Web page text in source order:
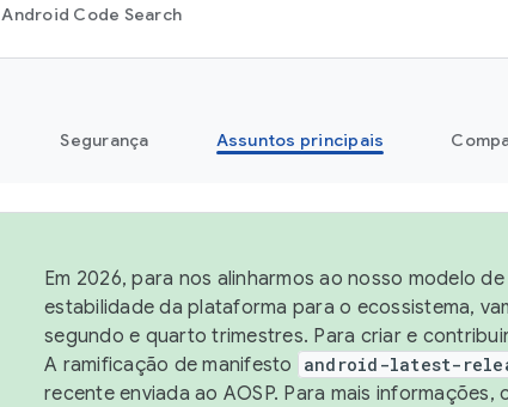
Android Code Search
Segurança Assuntos principais
Em 2026, para nos alinharmos ao nosso modelo
estabilidade da plataforma para o ecossistema,
segundo e quarto trimestres. Para criar e
A ramificação de manifesto
android-latest-
recente enviada ao AOSP. Para mais informações,